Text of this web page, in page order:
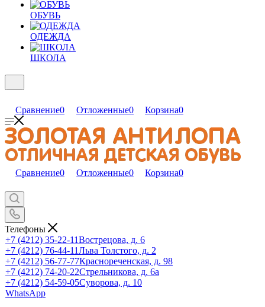
ОБУВЬ
ОДЕЖДА
ШКОЛА
Сравнение0 Отложенные0 Корзина0
Сравнение0 Отложенные0 Корзина0
Телефоны
+7 (4212) 35-22-11Вострецова, д. 6
+7 (4212) 76-44-11Льва Толстого, д. 2
+7 (4212) 56-77-77Краснореченская, д. 98
+7 (4212) 74-20-22Стрельникова, д. 6а
+7 (4212) 54-59-05Суворова, д. 10
WhatsApp